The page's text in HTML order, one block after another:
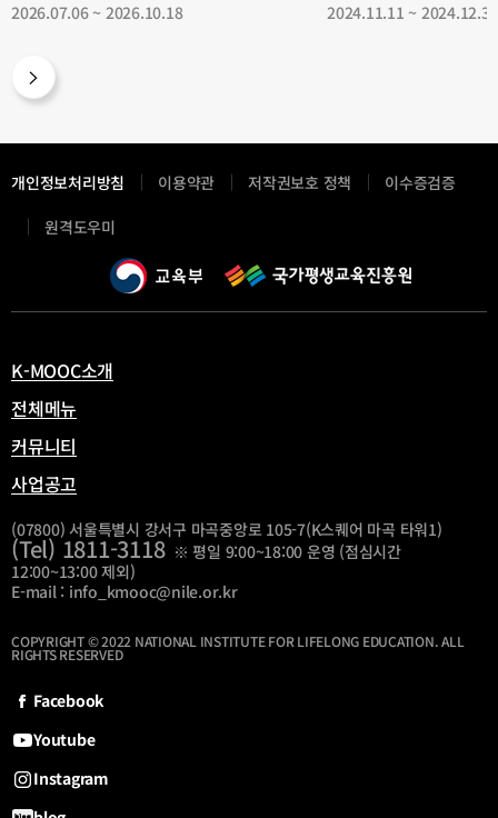
2026.07.06 ~ 2026.10.18
2024.11.11 ~ 2024.12.30
개인정보처리방침 이용약관 저작권보호 정책
이수증검증
원격도우미새
창
열
K-MOOC소개
전체메뉴
커뮤니티
사업공고
(07800) 서울특별시 강서구 마곡중앙로 105-7(K스퀘어 마곡 타워1)
(Tel) 1811-3118※ 평일 9:00~18:00 운영 (점심시간
12:00~13:00 제외)
E-mail : info_kmooc@nile.or.kr
COPYRIGHT © 2022 NATIONAL INSTITUTE FOR LIFELONG EDUCATION. ALL
RIGHTS RESERVED
Facebook
Youtube
Instagram